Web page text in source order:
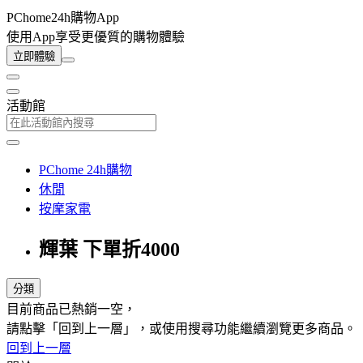
PChome24h購物App
使用App享受更優質的購物體驗
立即體驗
活動館
PChome 24h購物
休閒
按摩家電
輝葉 下單折4000
分類
目前商品已熱銷一空，
請點擊「回到上一層」，或使用搜尋功能繼續瀏覽更多商品。
回到上一層